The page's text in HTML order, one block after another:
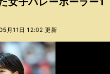
月11日 12:02 更新